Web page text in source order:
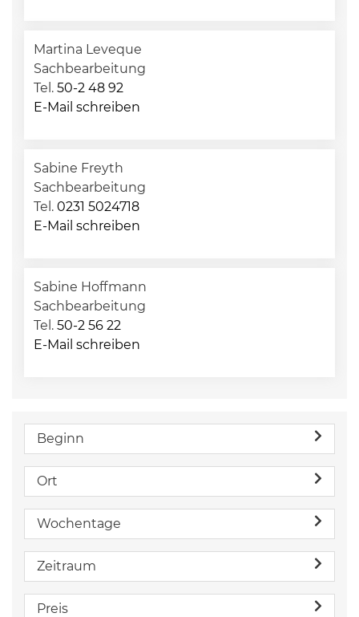
Martina Leveque
Sachbearbeitung
Tel. 50-2 48 92
E-Mail schreiben
Sabine Freyth
Sachbearbeitung
Tel. 0231 5024718
E-Mail schreiben
Sabine Hoffmann
Sachbearbeitung
Tel. 50-2 56 22
E-Mail schreiben
Beginn
Ort
Wochentage
Zeitraum
Preis